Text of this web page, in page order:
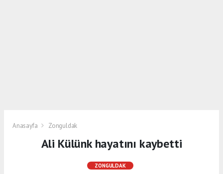
Anasayfa Zonguldak
Ali Külünk hayatını kaybetti
ZONGULDAK